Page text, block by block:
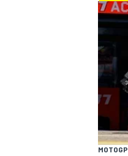
MOTOGP